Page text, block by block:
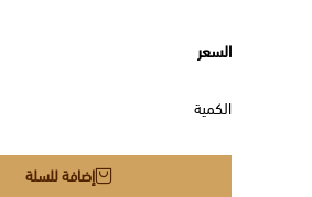
السعر
الكمية
إضافة للسلة